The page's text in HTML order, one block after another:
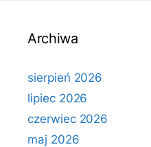
Archiwa
sierpień 2026
lipiec 2026
czerwiec 2026
maj 2026